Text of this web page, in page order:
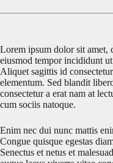
Lorem ipsum dolor sit amet,
eiusmod tempor incididunt
Aliquet sagittis id
elementum. Sed blandit
consectetur a erat nam at
cum sociis natoque.
Enim nec dui nunc mattis
Congue quisque egestas
Senectus et netus et